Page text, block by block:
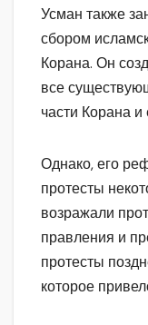
Усман также
сбором
Корана. Он
все
части Корана и
Однако, его
протесты
возражали
правления и
протесты
которое